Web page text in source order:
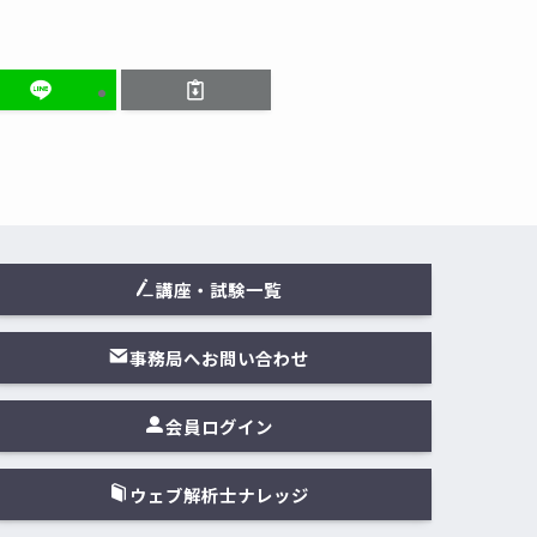
講座・試験一覧
事務局へお問い合わせ
会員ログイン
ウェブ解析士ナレッジ